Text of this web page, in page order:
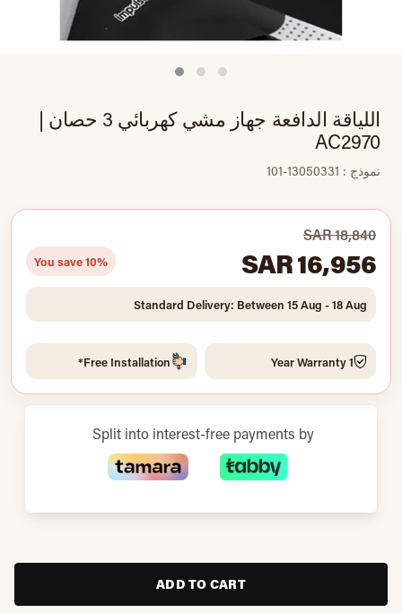
اللياقة الدافعة جهاز مشي كهربائي 3 حصان |
AC2970
نموذج : 13050331-101
SAR 18,840
SAR 16,956
You save 10%
Standard Delivery: Between 15 Aug - 18 Aug
1 Year Warranty
Free Installation*
Split into interest-free payments by
ADD TO CART